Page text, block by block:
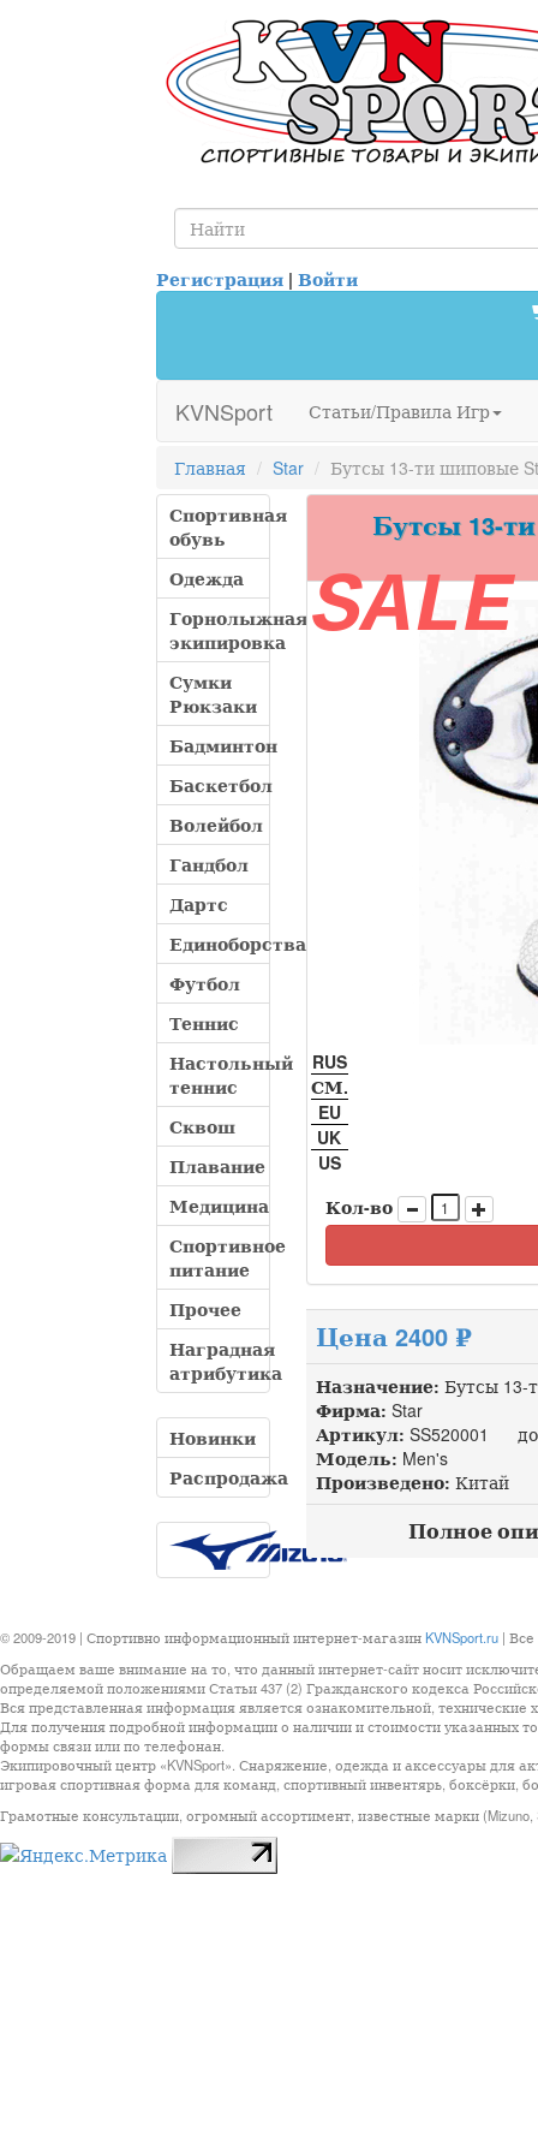
Регистрация | Войти
KVNSport Статьи/Правила Игр
Главная Star
Бутсы 13-ти шиповые
Спортивная
обувь
Одежда
Горнолыжная
экипировка
Сумки
Рюкзаки
Бадминтон
Баскетбол
Волейбол
Гандбол
Дартс
Единоборства
Футбол
Теннис
Настольный
теннис
Сквош
Плавание
Медицина
Спортивное
питание
Прочее
Наградная
атрибутика
Новинки
Распродажа
Бутсы 13-
SALE
RUS
СМ.
EU
UK
US
Кол-во
Цена 2400 ₽
Назначение: Бутсы 13-
Фирма: Star
Артикул: SS520001
Модель: Men's
Произведено: Китай
Полное
© 2009-2019 | Спортивно информационный интернет-магазин KVNSport.ru |
Обращаем ваше внимание на то, что данный интернет-сайт носит
определяемой положениями Статьи 437 (2) Гражданского кодекса
Вся представленная информация является ознакомительной, технические
Для получения подробной информации о наличии и стоимости указанных
формы связи или по телефонан.
Экипировочный центр «KVNSport». Снаряжение, одежда и аксессуары для
игровая спортивная форма для команд, спортивный инвентярь, боксёрки,
Грамотные консультации, огромный ассортимент, известные марки (Mizuno,